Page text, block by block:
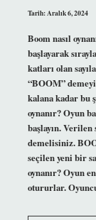
Tarih: Aralık 6, 2024
Boom nasıl
başlayarak
katları olan
“BOOM” demeyi
kalana kadar bu
oynanır? Oyun
başlayın. Verilen
demelisiniz.
seçilen yeni bir
oynanır? Oyun
otururlar.